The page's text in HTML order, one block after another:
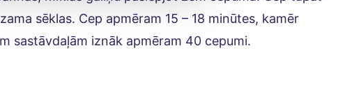
sēklas. Cep apmēram 15 – 18 minūtes, kamēr
sastāvdaļām iznāk apmēram 40 cepumi.